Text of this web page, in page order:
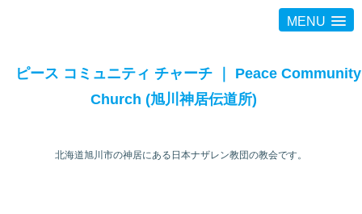
MENU
ピース コミュニティ チャーチ ｜ Peace Community
Church (旭川神居伝道所)
北海道旭川市の神居にある日本ナザレン教団の教会です。